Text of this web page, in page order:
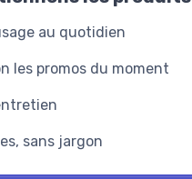
au quotidien
les promos du moment
sans jargon